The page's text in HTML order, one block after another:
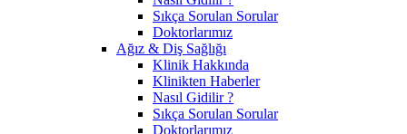
Sıkça Sorulan Sorular
Doktorlarımız
Ağız & Diş Sağlığı
Klinik Hakkında
Klinikten Haberler
Nasıl Gidilir ?
Sıkça Sorulan Sorular
Doktorlarımız